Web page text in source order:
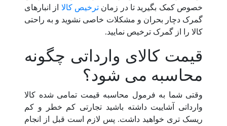
خصوص کمک بگیرید تا در زمان ترخیص کالا از انبارهای
گمرک دچار بحران و مشکلات خاصی نشوید و به راحتی
کالا را از گمرک ترخیص نمایید.
قیمت کالای وارداتی چگونه
محاسبه می شود؟
وقتی شما به فرمول محاسبه قیمت تمامی شده کالا
وارداتی آشاییت داشته باشید تجارتی کم خطر و کم
ریسک تری خواهید داشت. پس لازم است قبل از انجام